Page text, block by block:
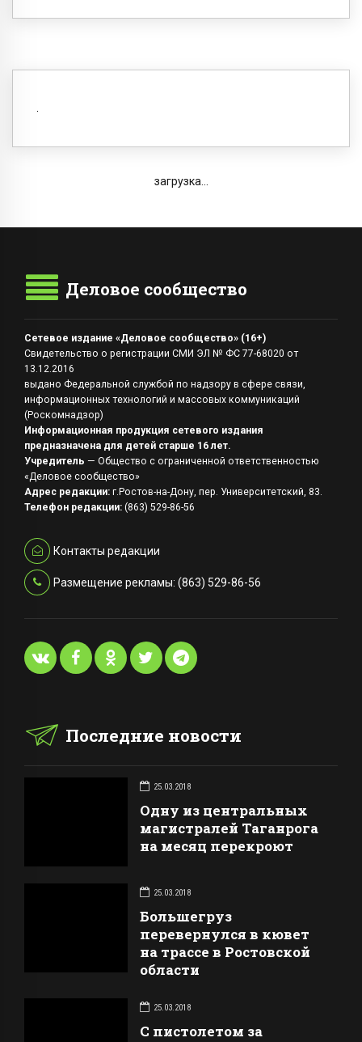
загрузка...
Деловое сообщество
Сетевое издание «Деловое сообщество» (16+)
Свидетельство о регистрации СМИ ЭЛ № ФС 77-68020 от
13.12.2016
выдано Федеральной службой по надзору в сфере связи,
информационных технологий и массовых коммуникаций
(Роскомнадзор)
Информационная продукция сетевого издания
предназначена для детей старше 16 лет.
Учредитель — Общество с ограниченной ответственностью
«Деловое сообщество»
Адрес редакции: г.Ростов-на-Дону, пер. Университетский, 83.
Телефон редакции: (863) 529-86-56
Контакты редакции
Размещение рекламы: (863) 529-86-56
Последние новости
25.03.2018
Одну из центральных
магистралей Таганрога
на месяц перекроют
25.03.2018
Большегруз
перевернулся в кювет
на трассе в Ростовской
области
25.03.2018
С пистолетом за